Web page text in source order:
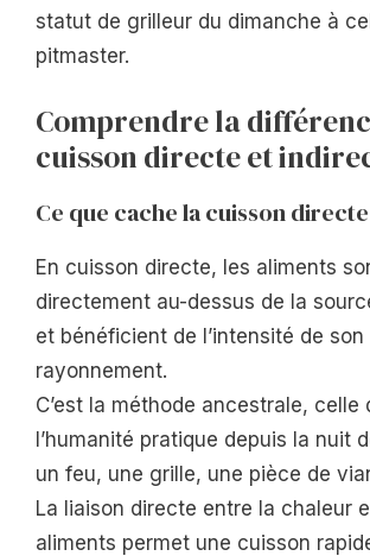
statut de grilleur du dimanche à
pitmaster.
Comprendre la
cuisson directe et
Ce que cache la cuisson directe
En cuisson directe, les aliments
directement au-dessus de la
et bénéficient de l’intensité de son
rayonnement.
C’est la méthode ancestrale, celle
l’humanité pratique depuis la nuit
un feu, une grille, une pièce de
La liaison directe entre la chaleur
aliments permet une cuisson